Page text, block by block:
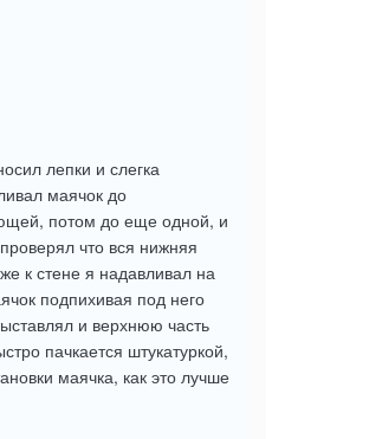
лепки и слегка
маячок до
потом до еще одной, и
что вся нижняя
к стене я надавливал на
подпихивая под него
и верхнюю часть
пачкается штукатуркой,
маячка, как это лучше